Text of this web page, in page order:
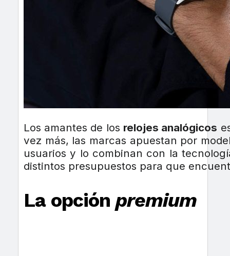
Los amantes de los relojes analógicos
vez más, las marcas apuestan por
usuarios y lo combinan con la
distintos presupuestos para que
La opción premium